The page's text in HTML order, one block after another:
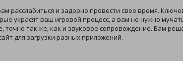
расслабиться и задорно провести свое время.
украсят ваш игровой процесс, а вам не нужно
точно так же, как и звуковое сопровождение. Вам
для загрузки разных приложений.